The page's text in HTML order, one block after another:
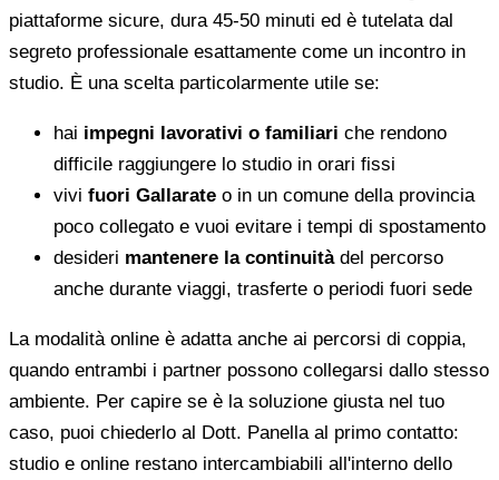
piattaforme sicure, dura 45-50 minuti ed è tutelata dal
segreto professionale esattamente come un incontro in
studio. È una scelta particolarmente utile se:
hai impegni lavorativi o familiari che rendono
difficile raggiungere lo studio in orari fissi
vivi fuori Gallarate o in un comune della provincia
poco collegato e vuoi evitare i tempi di spostamento
desideri mantenere la continuitàdel percorso
anche durante viaggi, trasferte o periodi fuori sede
La modalità online è adatta anche ai percorsi di coppia,
quando entrambi i partner possono collegarsi dallo stesso
ambiente. Per capire se è la soluzione giusta nel tuo
caso, puoi chiederlo al Dott. Panella al primo contatto:
studio e online restano intercambiabili all'interno dello